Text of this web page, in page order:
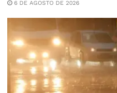
6 DE AGOSTO DE 2026